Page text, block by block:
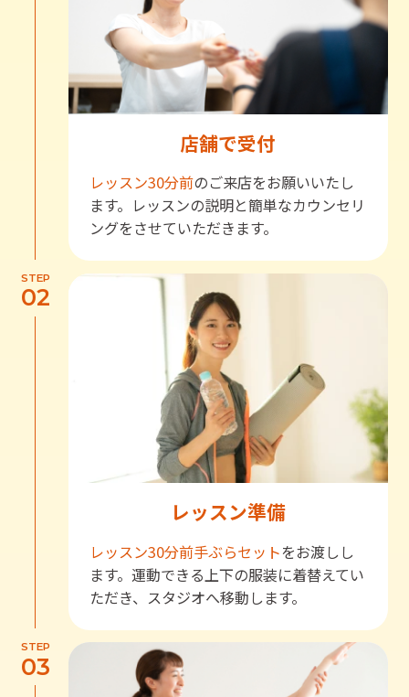
店舗で受付
レッスン30分前のご来店をお願いいたし
ます。レッスンの説明と簡単なカウンセリ
ングをさせていただきます。
STEP
02
レッスン準備
レッスン30分前手ぶらセットをお渡しし
ます。運動できる上下の服装に着替えてい
ただき、スタジオへ移動します。
STEP
03